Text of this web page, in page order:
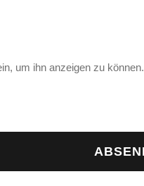
um ihn anzeigen zu können.